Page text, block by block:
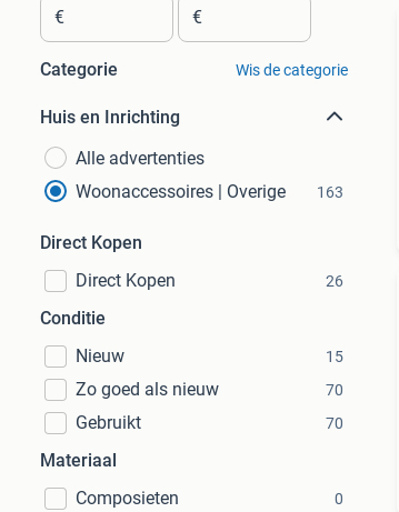
€ €
Categorie Wis de categorie
Huis en Inrichting
Alle advertenties
Woonaccessoires | Overige
163
Direct Kopen
Direct Kopen
26
Conditie
Nieuw
15
Zo goed als nieuw 70
Gebruikt 70
Materiaal
Composieten
0